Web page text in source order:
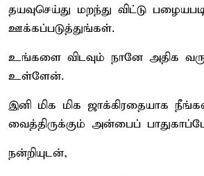
தயவுசெய்து மறந்து விட்டு
ஊக்கப்படுத்துங்கள்.
உங்களை விடவும் நானே அதிக
உள்ளேன்.
இனி மிக மிக ஜாக்கிரதையாக
வைத்திருக்கும் அன்பைப்
நன்றியுடன்,